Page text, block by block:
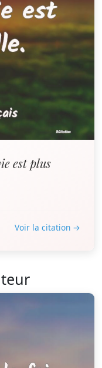
est plus
Voir la citation →